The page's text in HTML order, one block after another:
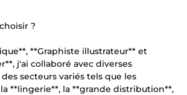
?
**Graphiste illustrateur** et
j'ai collaboré avec diverses
secteurs variés tels que les
**lingerie**, la **grande distribution**,